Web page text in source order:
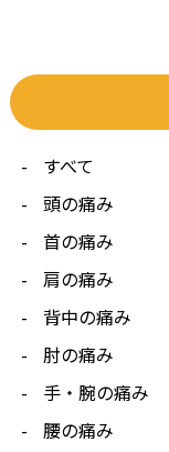
すべて
頭の痛み
首の痛み
肩の痛み
背中の痛み
肘の痛み
手・腕の痛み
腰の痛み